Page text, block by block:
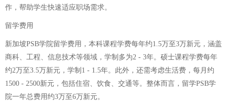
作，帮助学生快速适应职场需求。
留学费用
新加坡PSB学院留学费用，本科课程学费每年约1.5万至3万新元，涵盖
商科、工程、信息技术等领域，学制多为2 - 3年。硕士课程学费每年
约2万至3.5万新元，学制1 - 1.5年。此外，还需考虑生活费，每月约
1500 - 2500新元，包括住宿、饮食、交通等。整体而言，留学PSB学
院一年总费用约3万至6万新元。